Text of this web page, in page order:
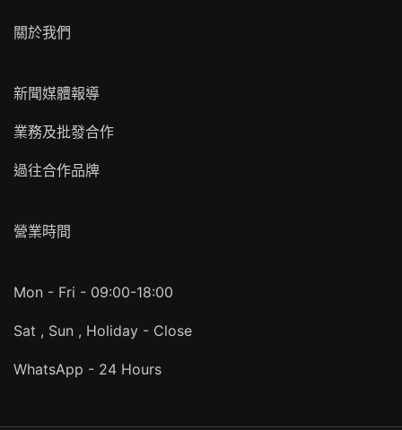
關於我們
新聞媒體報導
業務及批發合作
過往合作品牌
營業時間
Mon - Fri - 09:00-18:00
Sat , Sun , Holiday - Close
WhatsApp - 24 Hours